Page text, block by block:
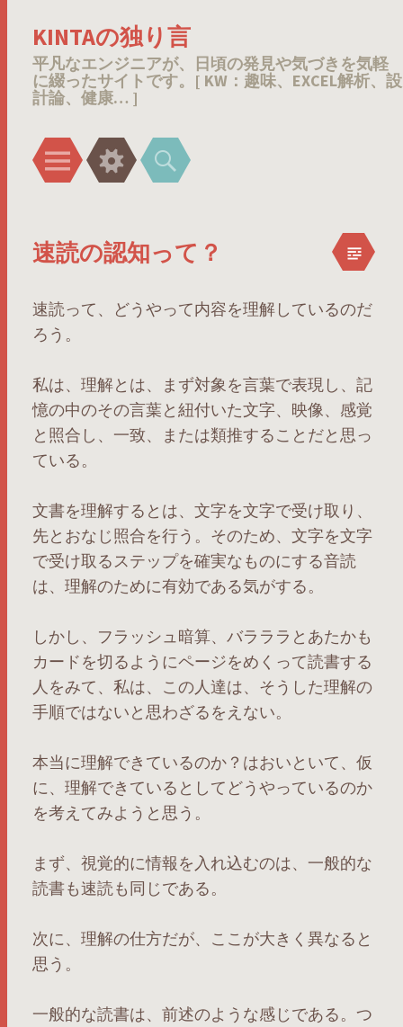
KINTAの独り言
平凡なエンジニアが、日頃の発見や気づきを気軽
に綴ったサイトです。[ KW：趣味、EXCEL解析、設
計論、健康… ]
メ
ニ
ウ
ィ
ッ
検
索
速読の認知って？
速読って、どうやって内容を理解しているのだ
ろう。
私は、理解とは、まず対象を言葉で表現し、記
憶の中のその言葉と紐付いた文字、映像、感覚
と照合し、一致、または類推することだと思っ
ている。
文書を理解するとは、文字を文字で受け取り、
先とおなじ照合を行う。そのため、文字を文字
で受け取るステップを確実なものにする音読
は、理解のために有効である気がする。
しかし、フラッシュ暗算、バラララとあたかも
カードを切るようにページをめくって読書する
人をみて、私は、この人達は、そうした理解の
手順ではないと思わざるをえない。
本当に理解できているのか？はおいといて、仮
に、理解できているとしてどうやっているのか
を考えてみようと思う。
まず、視覚的に情報を入れ込むのは、一般的な
読書も速読も同じである。
次に、理解の仕方だが、ここが大きく異なると
思う。
一般的な読書は、前述のような感じである。つ